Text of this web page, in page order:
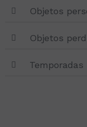
Objetos
Objetos
Temporadas